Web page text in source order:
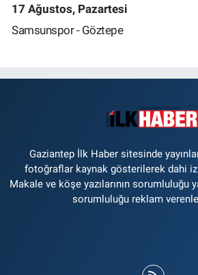
17 Ağustos, Pazartesi
Samsunspor - Göztepe
Gaziantep İlk Haber sitesinde
fotoğraflar kaynak gösterilerek dahi
Makale ve köşe yazılarının sorumluluğu
sorumluluğu reklam